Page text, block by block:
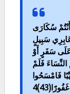
وَأَنْتُمْ سُكَارَى
عَابِرِي سَبِيلٍ
سَفَرٍ أَوْ
فَلَمْ
فَامْسَحُوا